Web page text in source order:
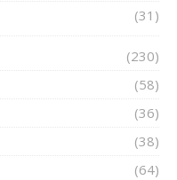
(31)
(230)
(58)
(36)
(38)
(64)